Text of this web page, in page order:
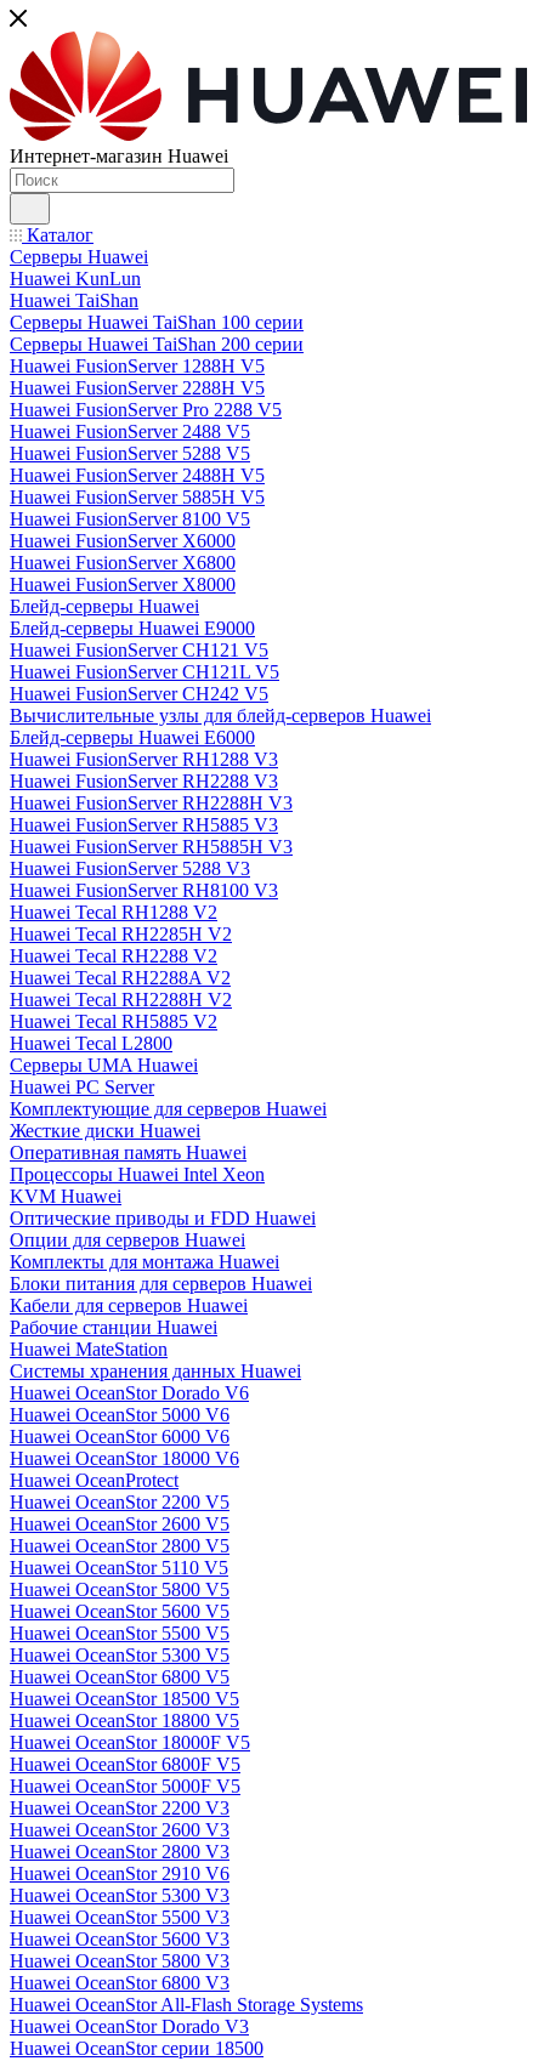
Интернет-магазин Huawei
Каталог
Серверы Huawei
Huawei KunLun
Huawei TaiShan
Серверы Huawei TaiShan 100 серии
Серверы Huawei TaiShan 200 серии
Huawei FusionServer 1288H V5
Huawei FusionServer 2288H V5
Huawei FusionServer Pro 2288 V5
Huawei FusionServer 2488 V5
Huawei FusionServer 5288 V5
Huawei FusionServer 2488H V5
Huawei FusionServer 5885H V5
Huawei FusionServer 8100 V5
Huawei FusionServer X6000
Huawei FusionServer X6800
Huawei FusionServer X8000
Блейд-серверы Huawei
Блейд-серверы Huawei E9000
Huawei FusionServer CH121 V5
Huawei FusionServer CH121L V5
Huawei FusionServer CH242 V5
Вычислительные узлы для блейд-серверов Huawei
Блейд-серверы Huawei E6000
Huawei FusionServer RH1288 V3
Huawei FusionServer RH2288 V3
Huawei FusionServer RH2288H V3
Huawei FusionServer RH5885 V3
Huawei FusionServer RH5885H V3
Huawei FusionServer 5288 V3
Huawei FusionServer RH8100 V3
Huawei Tecal RH1288 V2
Huawei Tecal RH2285H V2
Huawei Tecal RH2288 V2
Huawei Tecal RH2288A V2
Huawei Tecal RH2288H V2
Huawei Tecal RH5885 V2
Huawei Tecal L2800
Серверы UMA Huawei
Huawei PC Server
Комплектующие для серверов Huawei
Жесткие диски Huawei
Оперативная память Huawei
Процессоры Huawei Intel Xeon
KVM Huawei
Оптические приводы и FDD Huawei
Опции для серверов Huawei
Комплекты для монтажа Huawei
Блоки питания для серверов Huawei
Кабели для серверов Huawei
Рабочие станции Huawei
Huawei MateStation
Системы хранения данных Huawei
Huawei OceanStor Dorado V6
Huawei OceanStor 5000 V6
Huawei OceanStor 6000 V6
Huawei OceanStor 18000 V6
Huawei OceanProtect
Huawei OceanStor 2200 V5
Huawei OceanStor 2600 V5
Huawei OceanStor 2800 V5
Huawei OceanStor 5110 V5
Huawei OceanStor 5800 V5
Huawei OceanStor 5600 V5
Huawei OceanStor 5500 V5
Huawei OceanStor 5300 V5
Huawei OceanStor 6800 V5
Huawei OceanStor 18500 V5
Huawei OceanStor 18800 V5
Huawei OceanStor 18000F V5
Huawei OceanStor 6800F V5
Huawei OceanStor 5000F V5
Huawei OceanStor 2200 V3
Huawei OceanStor 2600 V3
Huawei OceanStor 2800 V3
Huawei OceanStor 2910 V6
Huawei OceanStor 5300 V3
Huawei OceanStor 5500 V3
Huawei OceanStor 5600 V3
Huawei OceanStor 5800 V3
Huawei OceanStor 6800 V3
Huawei OceanStor All-Flash Storage Systems
Huawei OceanStor Dorado V3
Huawei OceanStor серии 18500